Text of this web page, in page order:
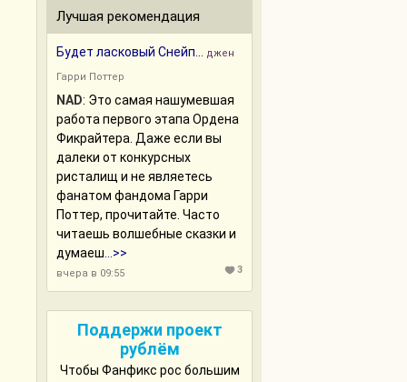
Лучшая рекомендация
Будет ласковый Снейп...
джен
Гарри Поттер
NAD: Это самая нашумевшая
работа первого этапа Ордена
Фикрайтера. Даже если вы
далеки от конкурсных
ристалищ и не являетесь
фанатом фандома Гарри
Поттер, прочитайте. Часто
читаешь волшебные сказки и
думаеш ...>>
вчера в 09:55 3
Поддержи проект
рублём
Чтобы Фанфикс рос большим